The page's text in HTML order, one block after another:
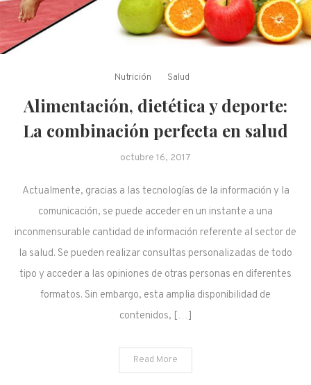
Nutrición Salud
Alimentación, dietética y deporte:
La combinación perfecta en salud
octubre 16, 2017
Actualmente, gracias a las tecnologías de la información y la
comunicación, se puede acceder en un instante a una
inconmensurable cantidad de información referente al sector de
la salud. Se pueden realizar consultas personalizadas de todo
tipo y acceder a las opiniones de otras personas en diferentes
formatos. Sin embargo, esta amplia disponibilidad de
contenidos, […]
Read More